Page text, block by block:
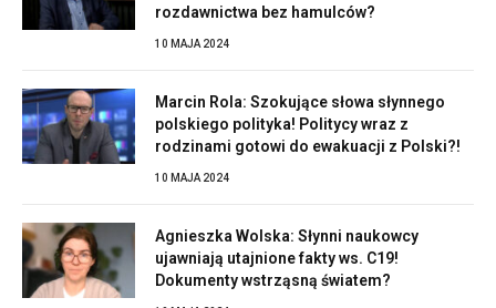
rozdawnictwa bez hamulców?
10 MAJA 2024
Marcin Rola: Szokujące słowa słynnego
polskiego polityka! Politycy wraz z
rodzinami gotowi do ewakuacji z Polski?!
10 MAJA 2024
Agnieszka Wolska: Słynni naukowcy
ujawniają utajnione fakty ws. C19!
Dokumenty wstrząsną światem?